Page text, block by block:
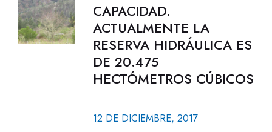
CAPACIDAD.
ACTUALMENTE LA
RESERVA HIDRÁULICA ES
DE 20.475
HECTÓMETROS CÚBICOS
12 DE DICIEMBRE, 2017